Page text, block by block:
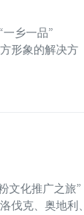
乡一品”
形象的解决方
文化推广之旅”
伐克、奥地利、